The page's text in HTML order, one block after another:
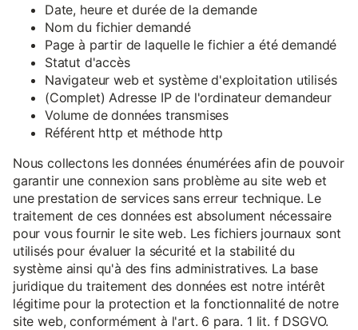
Date, heure et durée de la demande
Nom du fichier demandé
Page à partir de laquelle le fichier a été demandé
Statut d'accès
Navigateur web et système d'exploitation utilisés
(Complet) Adresse IP de l'ordinateur demandeur
Volume de données transmises
Référent http et méthode http
Nous collectons les données énumérées afin de pouvoir
garantir une connexion sans problème au site web et
une prestation de services sans erreur technique. Le
traitement de ces données est absolument nécessaire
pour vous fournir le site web. Les fichiers journaux sont
utilisés pour évaluer la sécurité et la stabilité du
système ainsi qu'à des fins administratives. La base
juridique du traitement des données est notre intérêt
légitime pour la protection et la fonctionnalité de notre
site web, conformément à l'art. 6 para. 1 lit. f DSGVO.